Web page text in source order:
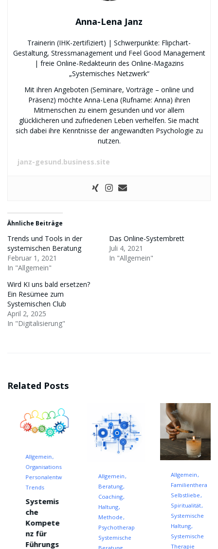
Anna-Lena Janz
Trainerin (IHK-zertifiziert) | Schwerpunkte: Flipchart-
Gestaltung, Stressmanagement und Feel Good Management
| freie Online-Redakteurin des Online-Magazins
„Systemisches Netzwerk“
Mit ihren Angeboten (Seminare, Vorträge – online und
Präsenz) möchte Anna-Lena (Rufname: Anna) ihren
Mitmenschen zu einem gesunden und vor allem
glücklicheren und zufriedenen Leben verhelfen. Sie macht
sich dabei ihre Kenntnisse der angewandten Psychologie zu
nutzen.
janz-gesund.business.site
Ähnliche Beiträge
Trends und Tools in der
systemischen Beratung
Februar 1, 2021
In "Allgemein"
Das Online-Systembrett
Juli 4, 2021
In "Allgemein"
Wird KI uns bald ersetzen?
Ein Resümee zum
Systemischen Club
April 2, 2025
In "Digitalisierung"
Related Posts
Allgemein
Organisationsentwicklung
Personalentwicklung
Trends
Systemis
che
Kompete
nz für
Führungs
Allgemein
Beratung
Coaching
Haltung
Methode
Psychotherapie
Systemische
Allgemein
Familientherapie
Selbstliebe
Spiritualität
Systemische
Haltung
Systemische
Therapie